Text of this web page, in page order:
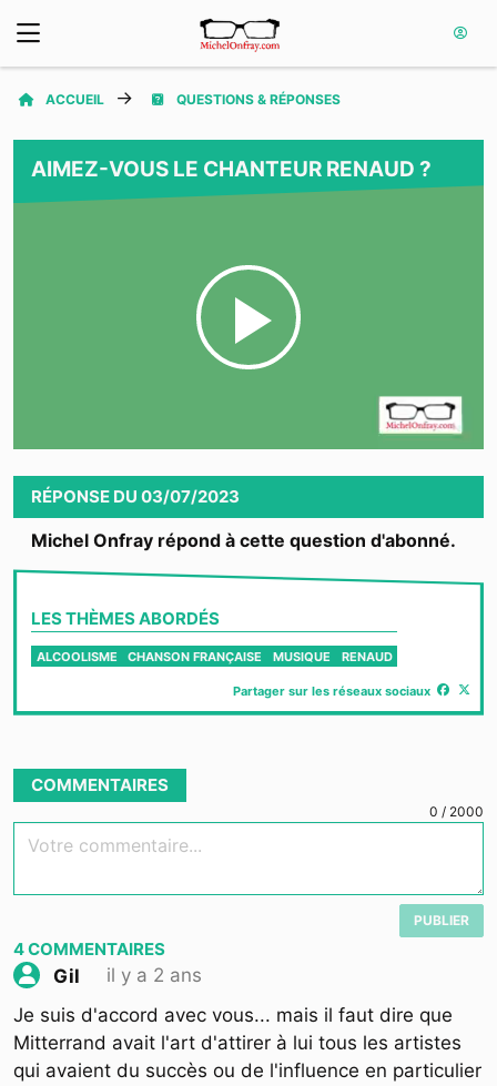
ACCUEIL QUESTIONS & RÉPONSES
AIMEZ-VOUS LE CHANTEUR RENAUD ?
Play
Video
RÉPONSE DU 03/07/2023
Michel Onfray répond à cette question d'abonné.
LES THÈMES ABORDÉS
ALCOOLISME CHANSON FRANÇAISE MUSIQUE RENAUD
Partager sur les réseaux sociaux
COMMENTAIRES
0 / 2000
Votre commentaire...
PUBLIER
4COMMENTAIRES
Gil
il y a 2 ans
Je suis d'accord avec vous... mais il faut dire que
Mitterrand avait l'art d'attirer à lui tous les artistes
qui avaient du succès ou de l'influence en particulier